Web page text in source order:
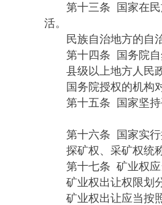
第十三条 国家在民族
活。
民族自治地方的自治
第十四条 国务院自然
县级以上地方人民政
国务院授权的机构对
第十五条 国家坚持平
第十六条 国家实行
探矿权、采矿权统称
第十七条 矿业权应当
矿业权出让权限划分
矿业权出让应当按照